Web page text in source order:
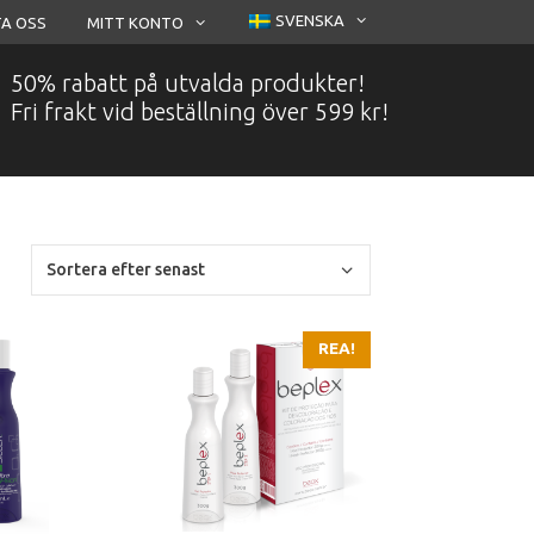
OSS MITT KONTO SVENSKA
50% rabatt på utvalda produkter!
Fri frakt vid beställning över 599 kr!
REA!